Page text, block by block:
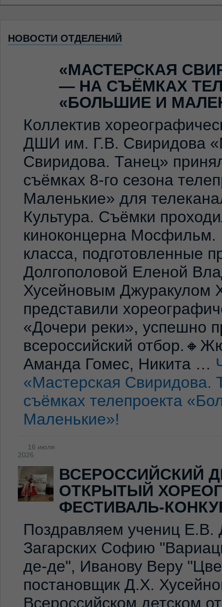
НОВОСТИ ОТДЕЛЕНИЙ
«МАСТЕРСКАЯ
— НА СЪЁМКАХ
«БОЛЬШИЕ И
Коллектив
ДШИ им. Г.В. Свиридова
Свиридова. Танец»
съёмках 8-го сезона
Маленькие» для
Культура. Съёмки
киноконцерна Мосфильм.
класса, подготовленные
Долгополовой Еленой
Хусейновым Джуракулом
представили
«Дочери реки», успешно
всероссийский
Аманда Гомес, Никита …
«Мастерская Свиридова.
съёмках телепроекта
Маленькие»!
16 июля
2026
ВСЕРОССИЙСКИЙ
ОТКРЫТЫЙ
ФЕСТИВАЛЬ-
Поздравляем учениц Е.В.
Загарских Софию
де-де", Иванову Веру
постановщик Д.Х.
Всероссийском детском